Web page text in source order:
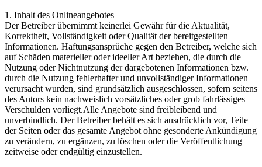
1. Inhalt des Onlineangebotes
Der Betreiber übernimmt keinerlei Gewähr für die Aktualität,
Korrektheit, Vollständigkeit oder Qualität der bereitgestellten
Informationen. Haftungsansprüche gegen den Betreiber, welche sich
auf Schäden materieller oder ideeller Art beziehen, die durch die
Nutzung oder Nichtnutzung der dargebotenen Informationen bzw.
durch die Nutzung fehlerhafter und unvollständiger Informationen
verursacht wurden, sind grundsätzlich ausgeschlossen, sofern seitens
des Autors kein nachweislich vorsätzliches oder grob fahrlässiges
Verschulden vorliegt.Alle Angebote sind freibleibend und
unverbindlich. Der Betreiber behält es sich ausdrücklich vor, Teile
der Seiten oder das gesamte Angebot ohne gesonderte Ankündigung
zu verändern, zu ergänzen, zu löschen oder die Veröffentlichung
zeitweise oder endgültig einzustellen.